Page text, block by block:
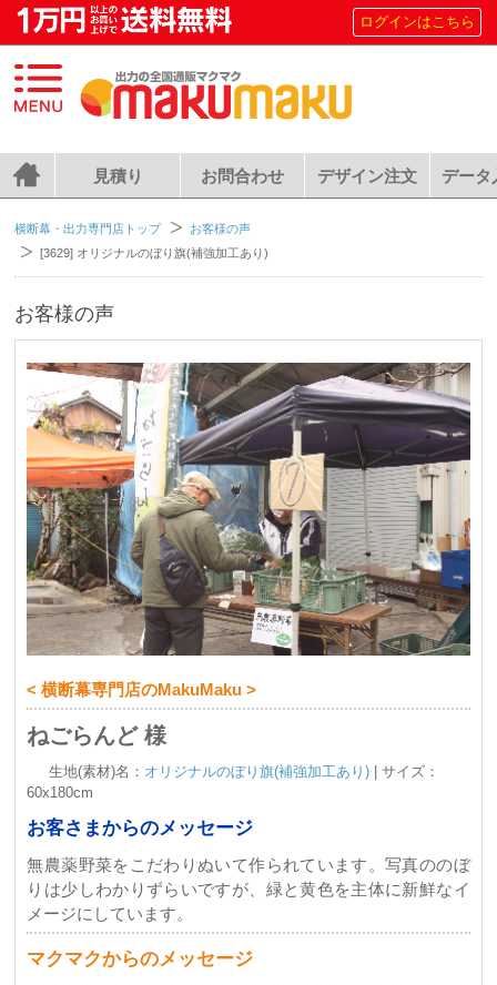
ログインはこちら
見積り お問合わせ デザイン注文 データ
横断幕・出力専門店トップ
お客様の声
[3629] オリジナルのぼり旗(補強加工あり)
お客様の声
< 横断幕専門店のMakuMaku >
ねごらんど 様
生地(素材)名： オリジナルのぼり旗(補強加工あり) | サイズ：
60x180cm
お客さまからのメッセージ
無農薬野菜をこだわりぬいて作られています。写真ののぼ
りは少しわかりずらいですが、緑と黄色を主体に新鮮なイ
メージにしています。
マクマクからのメッセージ